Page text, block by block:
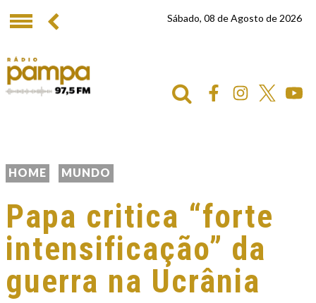
Sábado, 08 de Agosto de 2026
HOME MUNDO
Papa critica “forte
intensificação” da
guerra na Ucrânia